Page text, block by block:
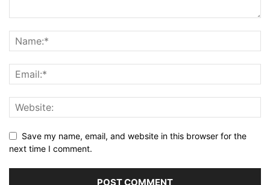
Save my name, email, and website in this browser for the
next time I comment.